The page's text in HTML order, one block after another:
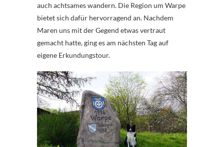
auch achtsames wandern. Die Region um Warpe
bietet sich dafür hervorragend an. Nachdem
Maren uns mit der Gegend etwas vertraut
gemacht hatte, ging es am nächsten Tag auf
eigene Erkundungstour.